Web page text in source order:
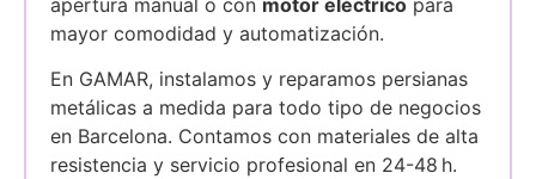
mayor comodidad y automatización.
En GAMAR, instalamos y reparamos persianas
metálicas a medida para todo tipo de negocios
en Barcelona. Contamos con materiales de alta
resistencia y servicio profesional en 24-48 h.